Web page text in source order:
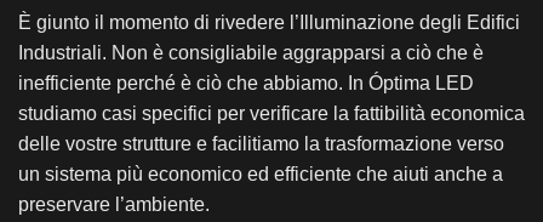
È giunto il momento di rivedere l’Illuminazione degli Edifici
Industriali. Non è consigliabile aggrapparsi a ciò che è
inefficiente perché è ciò che abbiamo. In Óptima LED
studiamo casi specifici per verificare la fattibilità economica
delle vostre strutture e facilitiamo la trasformazione verso
un sistema più economico ed efficiente che aiuti anche a
preservare l’ambiente.